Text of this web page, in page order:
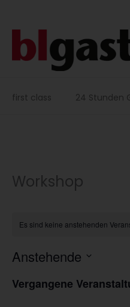
first class 24 Stunden
Workshop
Es sind keine anstehenden
Anstehende
wählen.
Vergangene